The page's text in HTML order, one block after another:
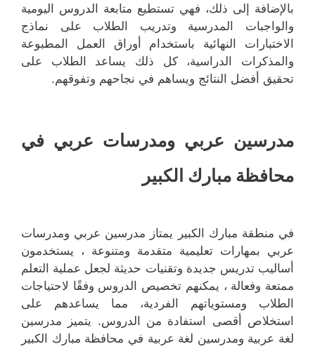
بالإضافة إلى ذلك، فهي تستطيع متابعة الدروس اليومية
والواجبات المدرسية وتدريب الطلاب على نماذج
الاختبارات النهائية باستخدام أوراق العمل المطبوعة
والمذكرات الدراسية، كل ذلك يساعد الطلاب على
تحقيق أفضل النتائج ويساهم في نجاحهم وتفوقهم.
مدرسين عربي ومدرسات عربي في
محافظة مبارك الكبير
في منطقة مبارك الكبير يمتاز مدرسين عربي ومدرسات
عربي بمهارات تعليمية متقدمة ومتنوعة ، يستخدمون
أساليب تدريس جديدة وتقنيات حديثة لجعل عملية التعلم
ممتعة وفعالة ، يمكنهم تخصيص الدروس وفقًا لاحتياجات
الطلاب ومستوياتهم الفردية، مما يساعدهم على
استخلاص أقصى استفادة من الدروس. يتميز مدرسين
لغة عربية ومدرسين لغة عربية في محافظة مبارك الكبير